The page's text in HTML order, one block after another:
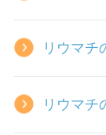
リウマチ
リウマチ